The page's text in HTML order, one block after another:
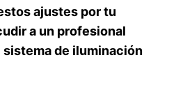
ajustes por tu
a un profesional
sistema de iluminación